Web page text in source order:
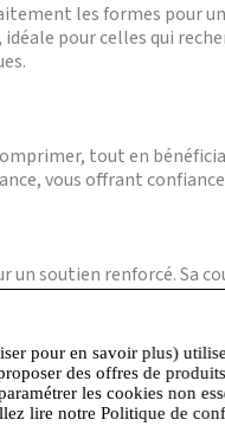
les formes pour
pour celles qui
tout en
vous offrant
un soutien renforcé.
tenues avec discrétion.
pour en savoir plus)
des offres de
les cookies non
lire notre Politique de